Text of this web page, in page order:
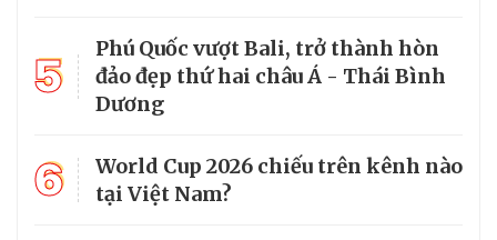
5
Phú Quốc vượt Bali, trở thành hòn
đảo đẹp thứ hai châu Á - Thái Bình
Dương
6
World Cup 2026 chiếu trên kênh nào
tại Việt Nam?